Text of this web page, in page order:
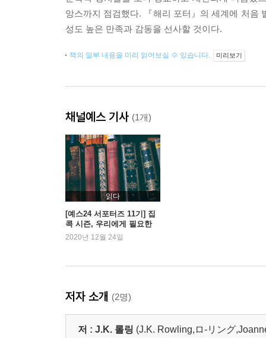
앙스까지 점검했다. 『해리 포터』의 세계에 처음
성도 높은 만족과 감동을 선사할 것이다.
책의 일부 내용을 미리 읽어보실 수 있습니다. 미리보기
채널예스 기사 (1개)
읽다
[예스24 서포터즈 11기] 집
콕 시즌, 우리에게 필요한
‘판타지’ 시리즈
2020년 12월 24일
저자 소개 (2명)
저 : J.K. 롤링 (J.K. Rowling,ロ-リング